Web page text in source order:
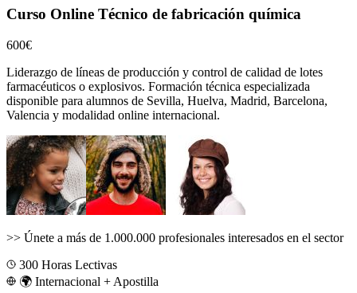
Curso Online Técnico de fabricación química
600€
Liderazgo de líneas de producción y control de calidad de lotes
farmacéuticos o explosivos. Formación técnica especializada
disponible para alumnos de Sevilla, Huelva, Madrid, Barcelona,
Valencia y modalidad online internacional.
>> Únete a más de 1.000.000 profesionales interesados en el sector
300 Horas Lectivas
🌍 Internacional + Apostilla